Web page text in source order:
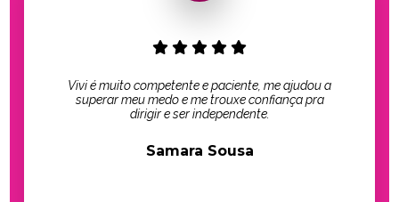
Vivi é muito competente e paciente, me ajudou a
superar meu medo e me trouxe confiança pra
dirigir e ser independente.
Samara Sousa